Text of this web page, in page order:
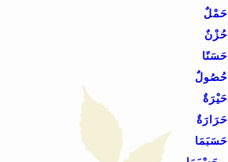
حَمْلٌ
حُزْنٌ
حَسَنًا
حُصُولٌ
حَيْرَةٌ
حَرَارَةٌ
حَسَبَمَا